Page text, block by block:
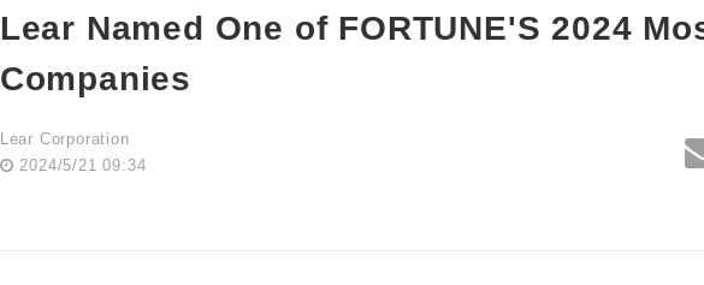
Lear Named One of FORTUNE'S 2024
Companies
Lear Corporation
2024/5/21 09:34